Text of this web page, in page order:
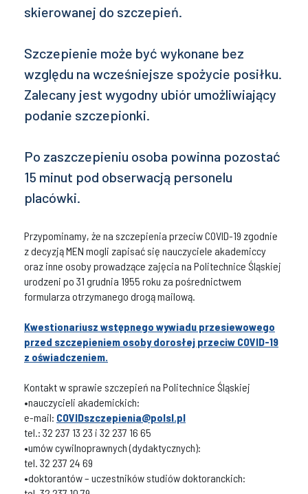
skierowanej do szczepień.
Szczepienie może być wykonane bez
względu na wcześniejsze spożycie posiłku.
Zalecany jest wygodny ubiór umożliwiający
podanie szczepionki.
Po zaszczepieniu osoba powinna pozostać
15 minut pod obserwacją personelu
placówki.
Przypominamy, że na szczepienia przeciw COVID-19 zgodnie
z decyzją MEN mogli zapisać się nauczyciele akademiccy
oraz inne osoby prowadzące zajęcia na Politechnice Śląskiej
urodzeni po 31 grudnia 1955 roku za pośrednictwem
formularza otrzymanego drogą mailową.
Kwestionariusz wstępnego wywiadu przesiewowego
przed szczepieniem osoby dorosłej przeciw COVID-19
z oświadczeniem.
Kontakt w sprawie szczepień na Politechnice Śląskiej
•nauczycieli akademickich:
e-mail: COVIDszczepienia@polsl.pl
tel.: 32 237 13 23 i 32 237 16 65
•umów cywilnoprawnych (dydaktycznych):
tel. 32 237 24 69
•doktorantów – uczestników studiów doktoranckich: